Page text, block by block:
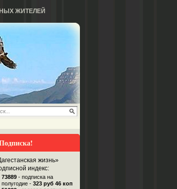
ЖИТЕЛЕЙ
жизнь»
индекс:
73889 - подписка на
полугодие - 323 руб 46 коп